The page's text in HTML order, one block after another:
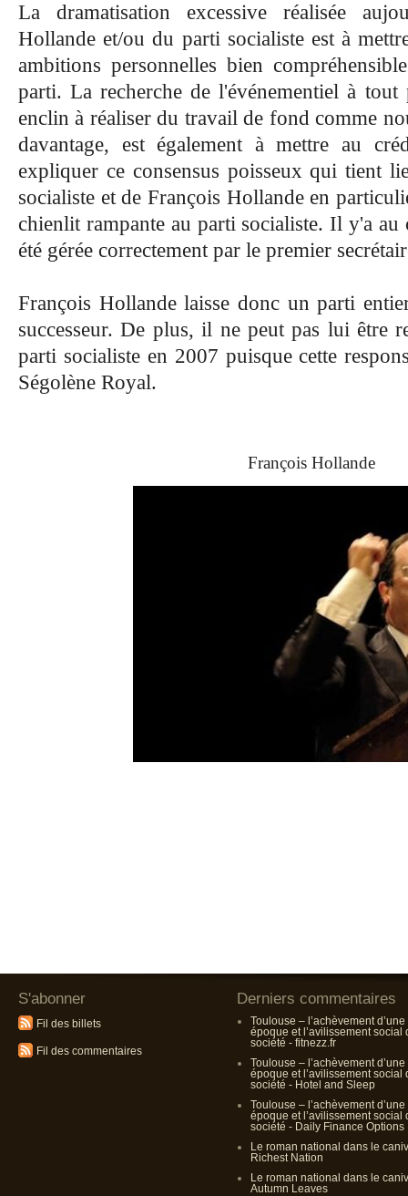
La dramatisation excessive réalisée
Hollande et/ou du parti socialiste est à
ambitions personnelles bien
parti. La recherche de l'événementiel à
enclin à réaliser du travail de fond comme
davantage, est également à mettre au
expliquer ce consensus poisseux qui tient
socialiste et de François Hollande en
chienlit rampante au parti socialiste. Il y'a
été gérée correctement par le premier
François Hollande laisse donc un parti
successeur. De plus, il ne peut pas lui être
parti socialiste en 2007 puisque cette
Ségolène Royal.
François Hollande
S'abonner
Fil des billets
Fil des commentaires
Derniers commentaires
Toulouse – l’achèvement d’une
époque et l’avilissement social
société - fitnezz.fr
Toulouse – l’achèvement d’une
époque et l’avilissement social
société - Hotel and Sleep
Toulouse – l’achèvement d’une
époque et l’avilissement social
société - Daily Finance Options
Le roman national dans le
Richest Nation
Le roman national dans le
Autumn Leaves